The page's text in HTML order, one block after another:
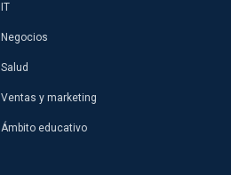
IT
Negocios
Salud
Ventas y marketing
Ámbito educativo